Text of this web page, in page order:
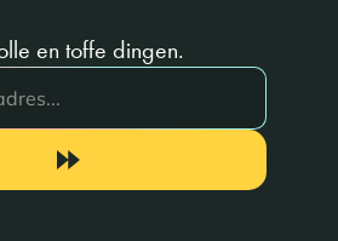
en toffe dingen.